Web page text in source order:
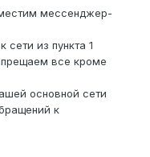
мессенджер-
сети из пункта 1
все кроме
основной сети
к